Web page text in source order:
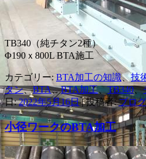
TB340（純チタン2種）
Φ190ｘ800L BTA施工
カテゴリー: BTA加工の知識、技
タン、BTA、BTA加工、TB340、
日:2022年5月16日|投稿者:ブロ
小径ワークのBTA加工